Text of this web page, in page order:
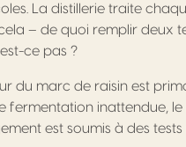
La distillerie traite
– de quoi remplir deux
ce pas ?
du marc de raisin est
fermentation inattendue,
est soumis à des